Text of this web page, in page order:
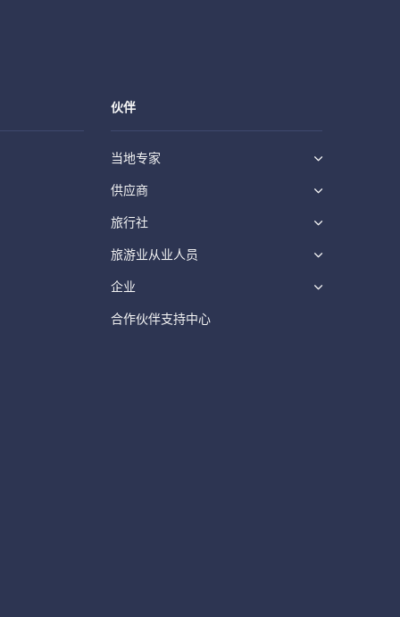
伙伴
当地专家
供应商
旅行社
旅游业从业人员
企业
合作伙伴支持中心